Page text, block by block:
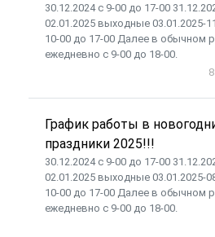
30.12.2024 с 9-00 до 17-00
02.01.2025 выходные 03.01.2025-
10-00 до 17-00 Далее в обычном
ежедневно с 9-00 до 18-00.
График работы в
праздники 2025!!!
30.12.2024 с 9-00 до 17-00
02.01.2025 выходные 03.01.2025-
10-00 до 17-00 Далее в обычном
ежедневно с 9-00 до 18-00.